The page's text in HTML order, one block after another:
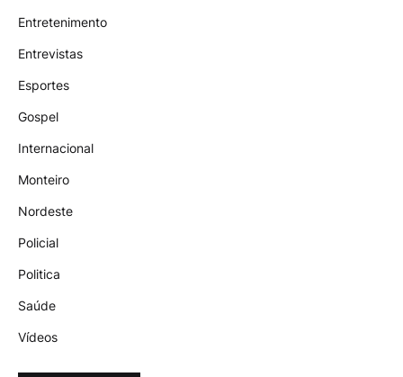
Entretenimento
Entrevistas
Esportes
Gospel
Internacional
Monteiro
Nordeste
Policial
Politica
Saúde
Vídeos